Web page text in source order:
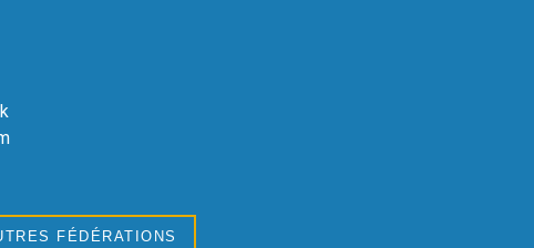
FÉDÉRATIONS